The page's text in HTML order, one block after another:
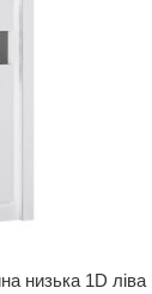
низька 1D ліва